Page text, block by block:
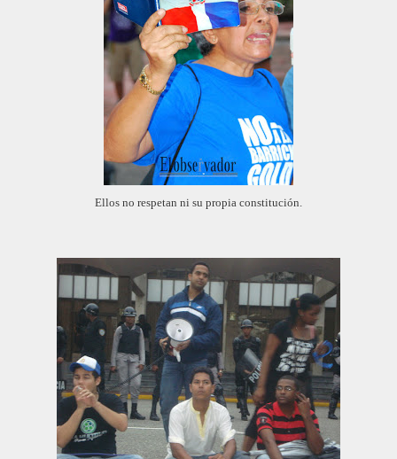
Ellos no respetan ni su propia constitución.